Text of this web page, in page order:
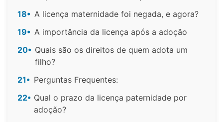
18• A licença maternidade foi negada, e agora?
19• A importância da licença após a adoção
20• Quais são os direitos de quem adota um
filho?
21• Perguntas Frequentes:
22• Qual o prazo da licença paternidade por
adoção?